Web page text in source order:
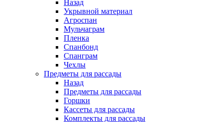
Назад
Укрывной материал
Агроспан
Мульчаграм
Пленка
Спанбонд
Спанграм
Чехлы
Предметы для рассады
Назад
Предметы для рассады
Горшки
Кассеты для рассады
Комплекты для рассады